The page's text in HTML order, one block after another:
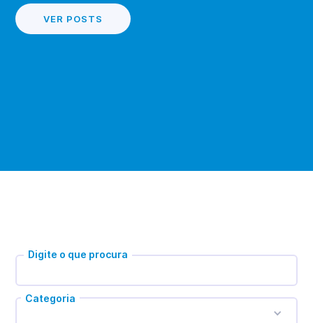
VER POSTS
Digite o que procura
Categoria